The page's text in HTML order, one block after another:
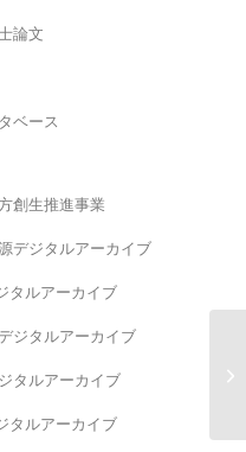
論文
ベース
創生推進事業
デジタルアーカイブ
タルアーカイブ
ジタルアーカイブ
タルアーカイブ
タルアーカイブ